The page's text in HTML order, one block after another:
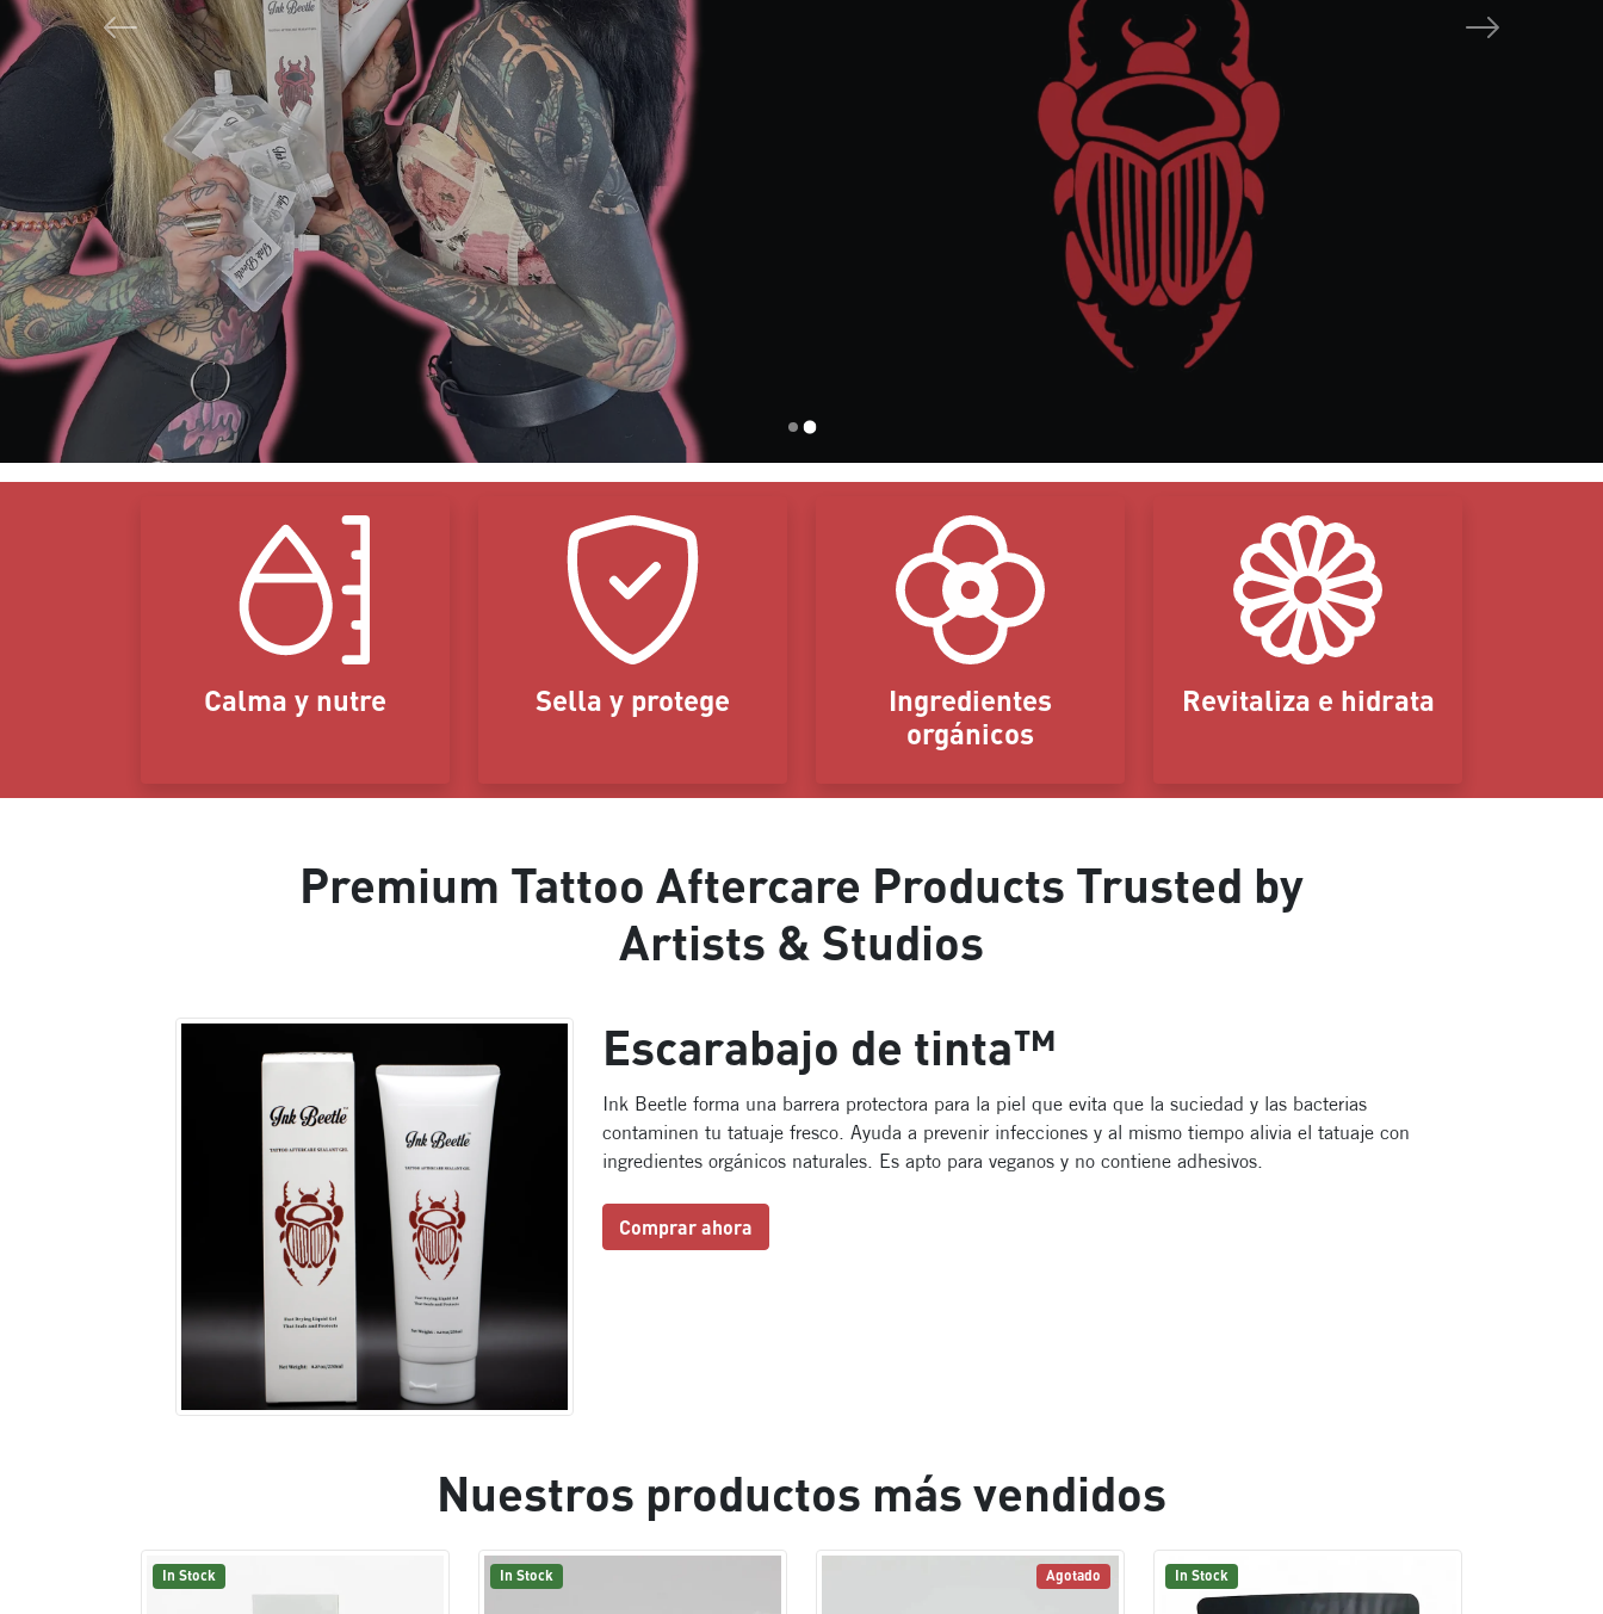
Sin adhesivos: solo protección
Envío gratis en comprassuperiores a $150 : ¡Abastécete y ahorra!
Apto para veganos : hecho con compasión, sin concesiones
Respetuoso con el medio ambiente
: decisiones inteligentes, cuidado
más limpio
Sella y protege: retiene la humedad y
Ingredientes orgánicos naturales
: ingredientes puros, resultados reales
Comprar ahora
Anterior Próximo
Bloques de iconos
Calma y nutre Sella y protege
Ingredientes
orgánicos
Revitaliza e hidrata
Premium Tattoo Aftercare Products Trusted by
Artists & Studios
Escarabajo de tinta™
Ink Beetle forma una barrera protectora para la piel que evita que la suciedad y las bacterias
contaminen tu tatuaje fresco. Ayuda a prevenir infecciones y al mismo tiempo alivia el tatuaje con
ingredientes orgánicos naturales. Es apto para veganos y no contiene adhesivos.
Comprar ahora
Nuestros productos más vendidos
In Stock In Stock Agotado In Stock